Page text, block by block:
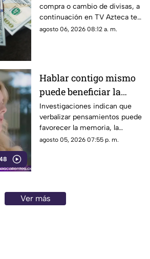
Aguascalientes hoy 6
de agosto de 2026
compra o cambio de divisas, a
continuación en TV Azteca te
informamos cuál es el precio
agosto 06, 2026 08:12 a. m.
Hablar contigo mismo
puede beneficiar la
concentración y la
memoria
Investigaciones indican que
verbalizar pensamientos puede
favorecer la memoria, la
planificación y el manejo de
agosto 05, 2026 07:55 p. m.
Ver más